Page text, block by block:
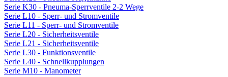
Serie K30 - Pneuma-Sperrventile 2-2 Wege
Serie L10 - Sperr- und Stromventile
Serie L11 - Sperr- und Stromventile
Serie L20 - Sicherheitsventile
Serie L21 - Sicherheitsventile
Serie L30 - Funktionsventile
Serie L40 - Schnellkupplungen
Serie M10 - Manometer